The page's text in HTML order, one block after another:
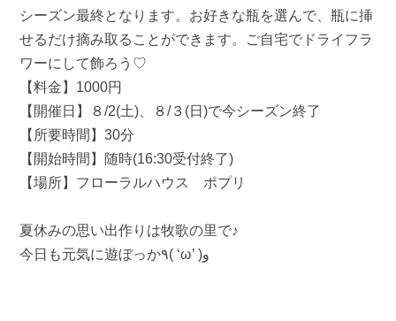
シーズン最終となります。お好きな瓶を選んで、瓶に挿
せるだけ摘み取ることができます。ご自宅でドライフラ
ワーにして飾ろう♡
【料金】1000円
【開催日】８/2(土)、８/３(日)で今シーズン終了
【所要時間】30分
【開始時間】随時(16:30受付終了)
【場所】フローラルハウス ポプリ
夏休みの思い出作りは牧歌の里で♪
今日も元気に遊ぼっか٩( ‘ω’ )و